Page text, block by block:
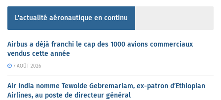
L'actualité aéronautique en continu
Airbus a déjà franchi le cap des 1000 avions commerciaux
vendus cette année
7 AOÛT 2026
Air India nomme Tewolde Gebremariam, ex-patron d’Ethiopian
Airlines, au poste de directeur général